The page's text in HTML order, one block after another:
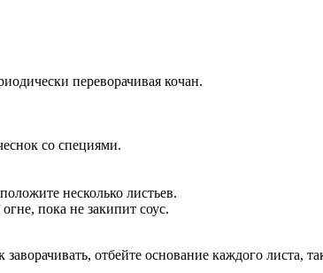
переворачивая кочан.
со специями.
несколько листьев.
пока не закипит соус.
отбейте основание каждого листа,